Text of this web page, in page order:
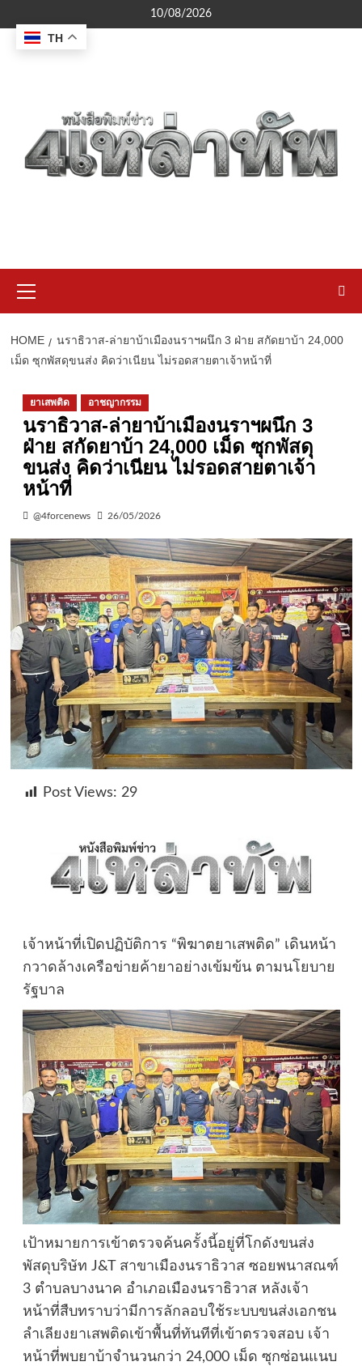
to
content
10/08/2026
Menu
HOME
นราธิวาส-ล่ายาบ้าเมืองนราฯผนึก 3 ฝ่าย สกัดยาบ้า 24,000
เม็ด ซุกพัสดุขนส่ง คิดว่าเนียน ไม่รอดสายตาเจ้าหน้าที่
ยาเสพติด อาชญากรรม
นราธิวาส-ล่ายาบ้าเมืองนราฯผนึก 3
ฝ่าย สกัดยาบ้า 24,000 เม็ด ซุกพัสดุ
ขนส่ง คิดว่าเนียน ไม่รอดสายตาเจ้า
หน้าที่
@4forcenews 26/05/2026
Post Views: 29
เจ้าหน้าที่เปิดปฏิบัติการ “พิฆาตยาเสพติด” เดินหน้า
กวาดล้างเครือข่ายค้ายาอย่างเข้มข้น ตามนโยบาย
รัฐบาล
เป้าหมายการเข้าตรวจค้นครั้งนี้อยู่ที่โกดังขนส่ง
พัสดุบริษัท J&T สาขาเมืองนราธิวาส ซอยพนาสณฑ์
3 ตำบลบางนาค อำเภอเมืองนราธิวาส หลังเจ้า
หน้าที่สืบทราบว่ามีการลักลอบใช้ระบบขนส่งเอกชน
ลำเลียงยาเสพติดเข้าพื้นที่ทันทีที่เข้าตรวจสอบ เจ้า
หน้าที่พบยาบ้าจำนวนกว่า 24,000 เม็ด ซุกซ่อนแนบ
TH